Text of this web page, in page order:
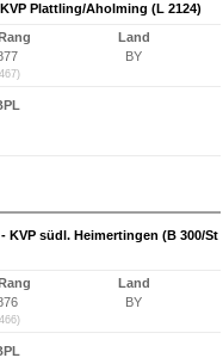
Plattling/Aholming (L 2124)
Land
BY
KVP südl. Heimertingen (B 300/St
Land
BY